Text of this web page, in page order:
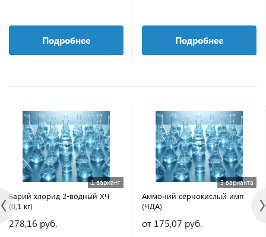
Подробнее Подробнее
1 вариант
Барий хлорид 2-водный ХЧ
(0,1 кг)
278,16 руб.
3 варианта
Аммоний сернокислый имп
(ЧДА)
от 175,07 руб.